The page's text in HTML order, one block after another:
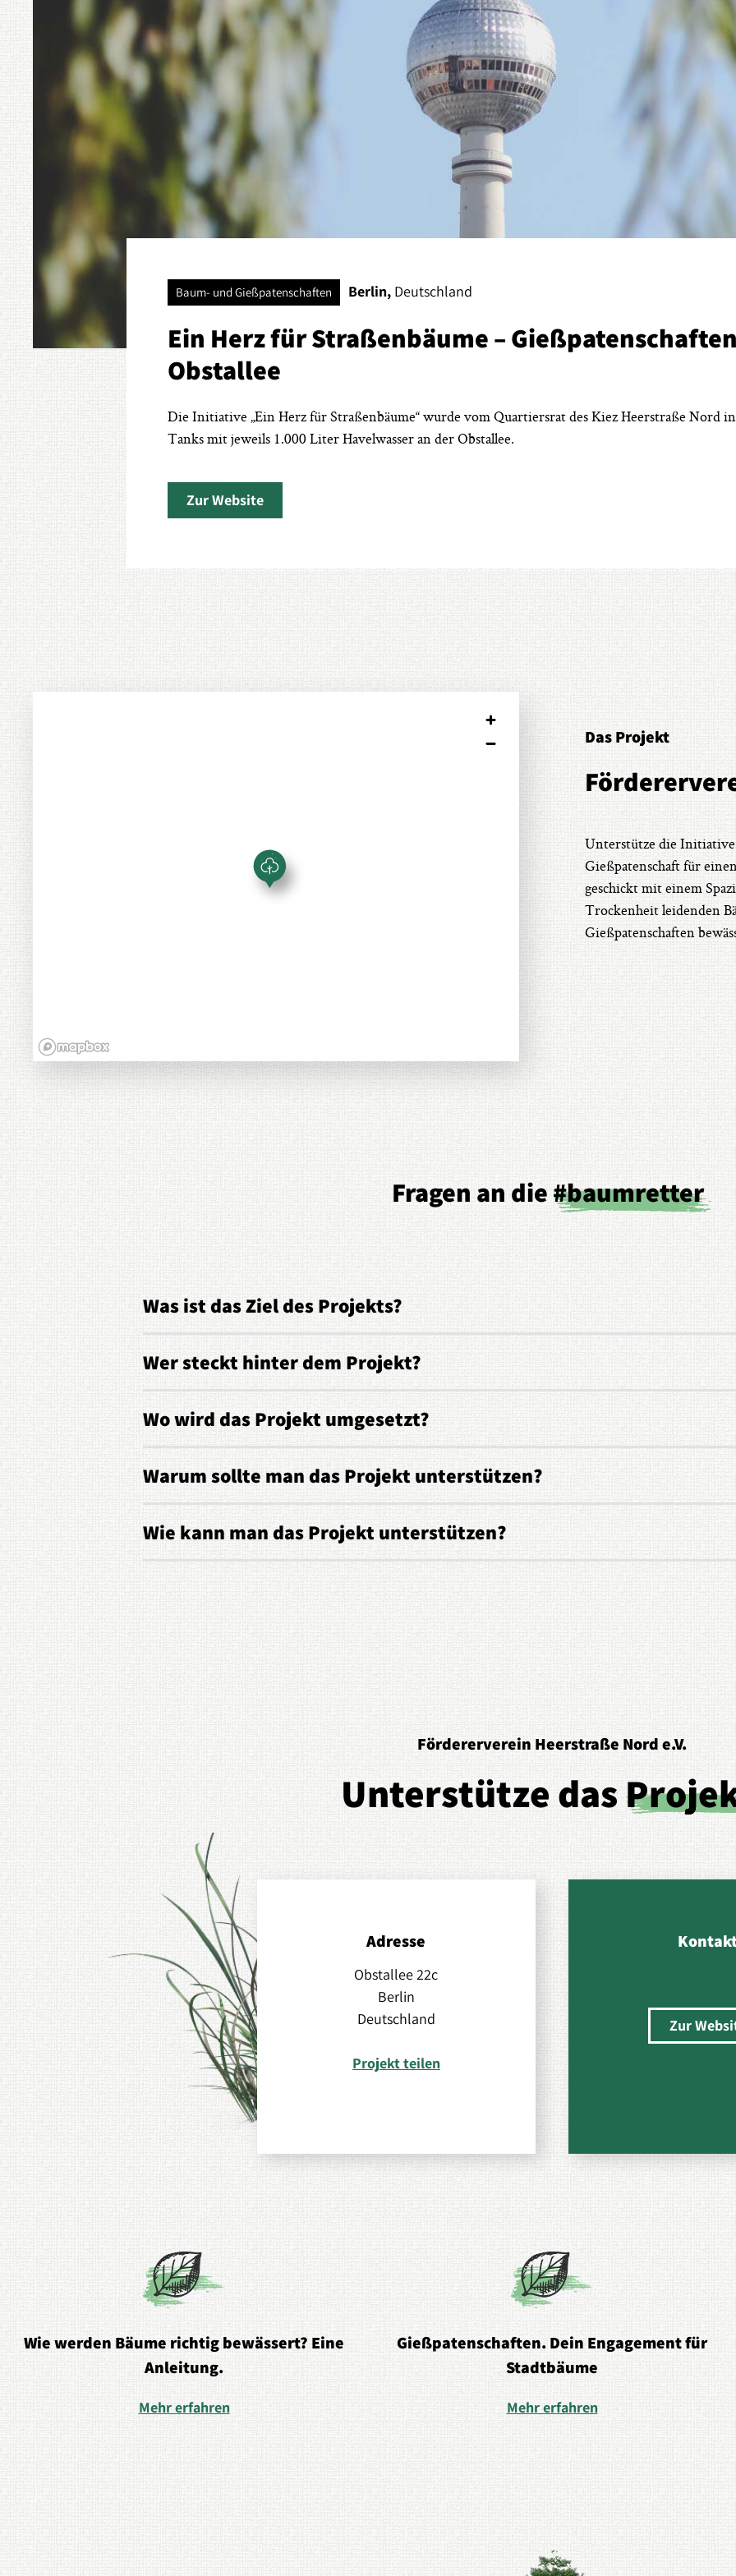
Baum- und Gießpatenschaften Berlin, Deutschland
Ein Herz für Straßenbäume –
Obstallee
Die Initiative „Ein Herz für Straßenbäume“ wurde vom Quartiersrat des Kiez Heerstraße Nord
Tanks mit jeweils 1.000 Liter Havelwasser an der Obstallee.
Zur Website
Das Projekt
Unterstütze die Initiative
Gießpatenschaft für
geschickt mit einem
Trockenheit leidenden
Gießpatenschaften
Fragen an die#baumretter
Was ist das Ziel des Projekts?
Wer steckt hinter dem Projekt?
Wo wird das Projekt umgesetzt?
Warum sollte man das Projekt unterstützen?
Wie kann man das Projekt unterstützen?
Fördererverein Heerstraße Nord e.V.
Unterstütze das
Adresse
Obstallee 22c
Berlin
Deutschland
Projekt teilen
Zur
Wie werden Bäume richtig bewässert? Eine
Anleitung.
Mehr erfahren
Gießpatenschaften. Dein Engagement für
Stadtbäume
Mehr erfahren